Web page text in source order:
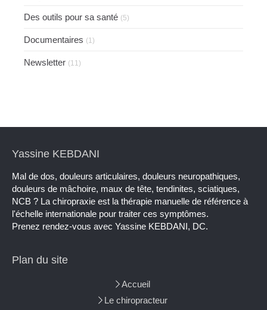
Des outils pour sa santé (5)
Documentaires (1)
Newsletter (11)
Yassine KEBDANI
Mal de dos, douleurs articulaires, douleurs neuropathiques,
douleurs de mâchoire, maux de tête, tendinites, sciatiques,
NCB ? La chiropraxie est la thérapie manuelle de référence à
l'échelle internationale pour traiter ces symptômes.
Prenez rendez-vous avec Yassine KEBDANI, DC.
Plan du site
Accueil
Le chiropracteur